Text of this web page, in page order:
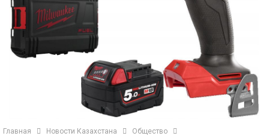
Главная Новости Казахстана Общество